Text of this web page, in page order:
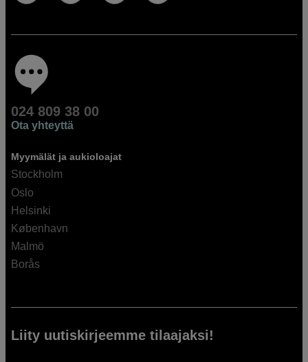
024 809 38 00
Ota yhteyttä
Myymälät ja aukioloajat
Stockholm
Oslo
Helsinki
København
Malmö
Borås
Liity uutiskirjeemme tilaajaksi!